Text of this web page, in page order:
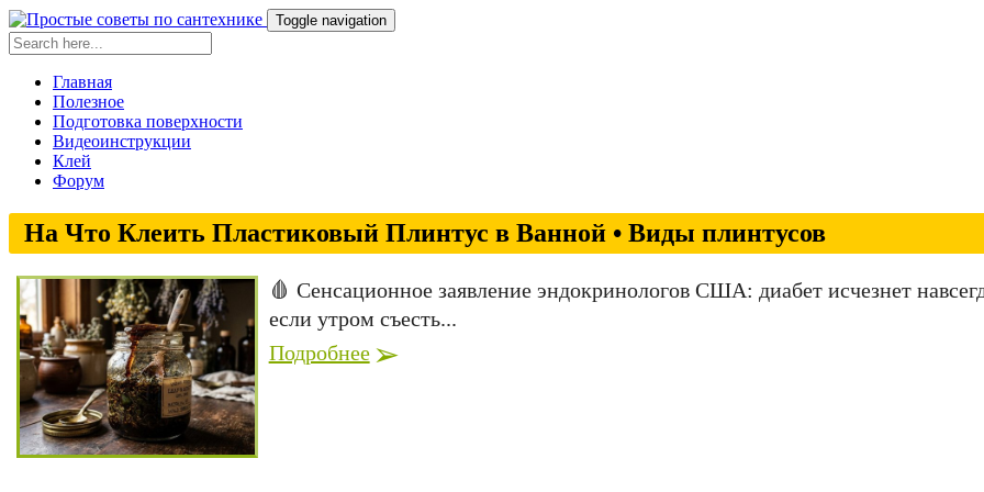
Toggle navigation
Главная
Полезное
Подготовка поверхности
Видеоинструкции
Клей
Форум
На Что Клеить Пластиковый Плинтус в Ванной • Виды плинтусов
🩸 Сенсационное заявление эндокринологов США: диабет исчезнет
если утром съесть...
Подробнее